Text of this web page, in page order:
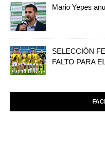
Mario Yepes
SELECCIÓN
FALTO PARA